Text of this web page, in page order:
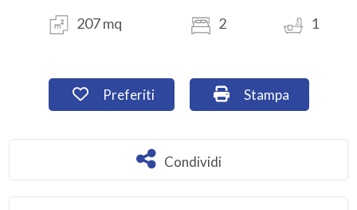
207 mq 2 1
Preferiti: Cod. SP86
Preferiti Stampa: Cod. SP86
Stampa
Condividi
Condividi
Commerciali
Industriali